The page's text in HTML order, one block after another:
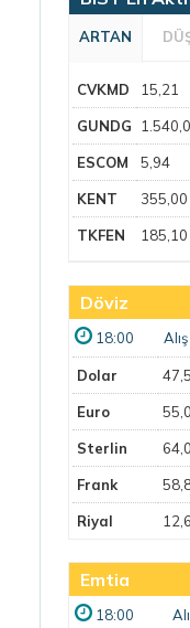
ARTAN
CVKMD 15,21
GUNDG
ESCOM 5,94
KENT 355,00
TKFEN 185,10
Döviz
18:00 Alış
Dolar
Euro
Sterlin
Frank
Riyal
Emtia
18:00